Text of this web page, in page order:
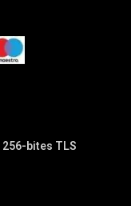
256-bites TLS